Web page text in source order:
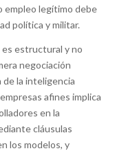
empleo legítimo debe
política y militar.
estructural y no
negociación
de la inteligencia
afines implica
en la
cláusulas
los modelos, y